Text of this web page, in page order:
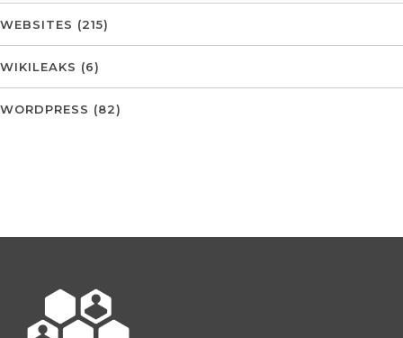
WEBSITES (215)
WIKILEAKS (6)
WORDPRESS (82)